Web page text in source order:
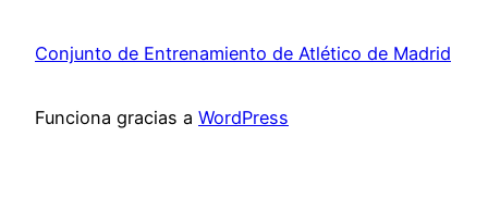
Conjunto de Entrenamiento de Atlético de Madrid
Funciona gracias a WordPress